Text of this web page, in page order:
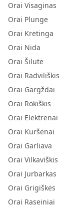
Orai Visaginas
Orai Plunge
Orai Kretinga
Orai Nida
Orai Šilutė
Orai Radviliškis
Orai Gargždai
Orai Rokiškis
Orai Elektrėnai
Orai Kuršėnai
Orai Garliava
Orai Vilkaviškis
Orai Jurbarkas
Orai Grigiškės
Orai Raseiniai